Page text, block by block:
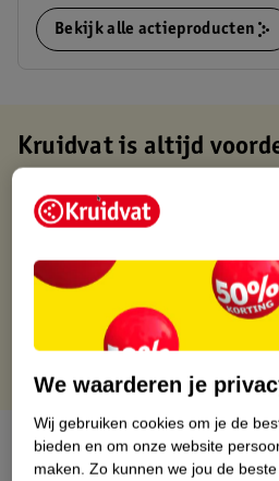
Bekijk alle actieproducten
Kruidvat is altijd
Gratis ophalen in de winkel
Op werkdagen voor 22:00 uur
Gratis retourneren binnen 30
Gratis punten met je Kruidvat
Over dit product
We waarderen je
Wij gebruiken cookies om je de
bieden en om onze website
maken. Zo kunnen we jou de